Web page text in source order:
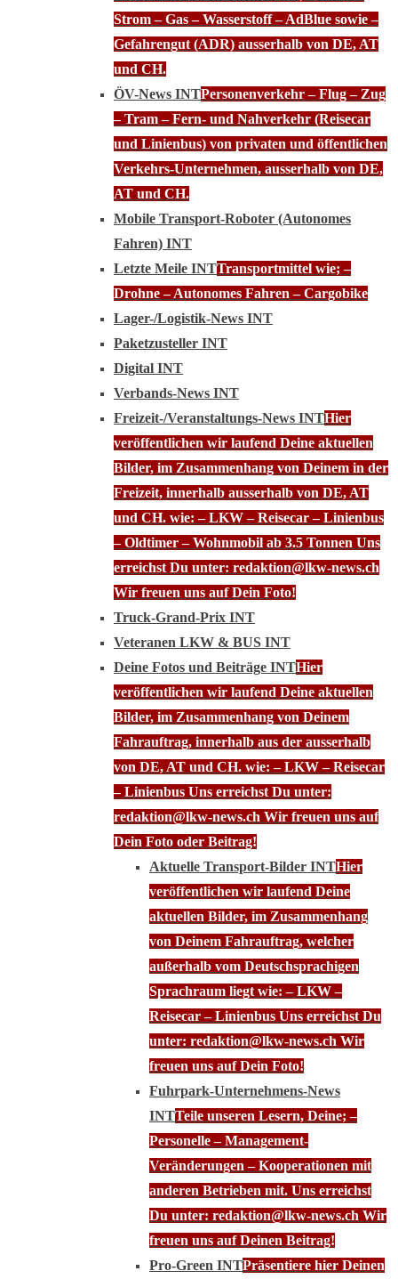
Strom – Gas – Wasserstoff – AdBlue sowie –
Gefahrengut (ADR) ausserhalb von DE, AT
und CH.
ÖV-News INTPersonenverkehr – Flug – Zug
– Tram – Fern- und Nahverkehr (Reisecar
und Linienbus) von privaten und öffentlichen
Verkehrs-Unternehmen, ausserhalb von DE,
AT und CH.
Mobile Transport-Roboter (Autonomes
Fahren) INT
Letzte Meile INTTransportmittel wie; –
Drohne – Autonomes Fahren – Cargobike
Lager-/Logistik-News INT
Paketzusteller INT
Digital INT
Verbands-News INT
Freizeit-/Veranstaltungs-News INTHier
veröffentlichen wir laufend Deine aktuellen
Bilder, im Zusammenhang von Deinem in der
Freizeit, innerhalb ausserhalb von DE, AT
und CH. wie: – LKW – Reisecar – Linienbus
– Oldtimer – Wohnmobil ab 3.5 Tonnen Uns
erreichst Du unter: redaktion@lkw-news.ch
Wir freuen uns auf Dein Foto!
Truck-Grand-Prix INT
Veteranen LKW & BUS INT
Deine Fotos und Beiträge INTHier
veröffentlichen wir laufend Deine aktuellen
Bilder, im Zusammenhang von Deinem
Fahrauftrag, innerhalb aus der ausserhalb
von DE, AT und CH. wie: – LKW – Reisecar
– Linienbus Uns erreichst Du unter:
redaktion@lkw-news.ch Wir freuen uns auf
Dein Foto oder Beitrag!
Aktuelle Transport-Bilder INTHier
veröffentlichen wir laufend Deine
aktuellen Bilder, im Zusammenhang
von Deinem Fahrauftrag, welcher
außerhalb vom Deutschsprachigen
Sprachraum liegt wie: – LKW –
Reisecar – Linienbus Uns erreichst Du
unter: redaktion@lkw-news.ch Wir
freuen uns auf Dein Foto!
Fuhrpark-Unternehmens-News
INTTeile unseren Lesern, Deine; –
Personelle – Management-
Veränderungen – Kooperationen mit
anderen Betrieben mit. Uns erreichst
Du unter: redaktion@lkw-news.ch Wir
freuen uns auf Deinen Beitrag!
Pro-Green INTPräsentiere hier Deinen